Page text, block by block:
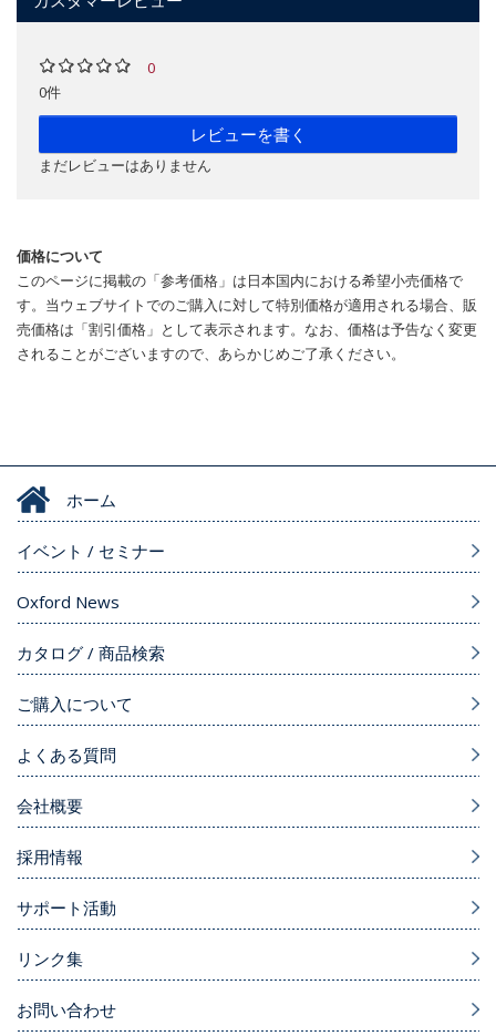
0
0件
レビューを書く
まだレビューはありません
価格について
このページに掲載の「参考価格」は日本国内における希望小売価格で
す。当ウェブサイトでのご購入に対して特別価格が適用される場合、販
売価格は「割引価格」として表示されます。なお、価格は予告なく変更
されることがございますので、あらかじめご了承ください。
ホーム
イベント / セミナー
Oxford News
カタログ / 商品検索
ご購入について
よくある質問
会社概要
採用情報
サポート活動
リンク集
お問い合わせ